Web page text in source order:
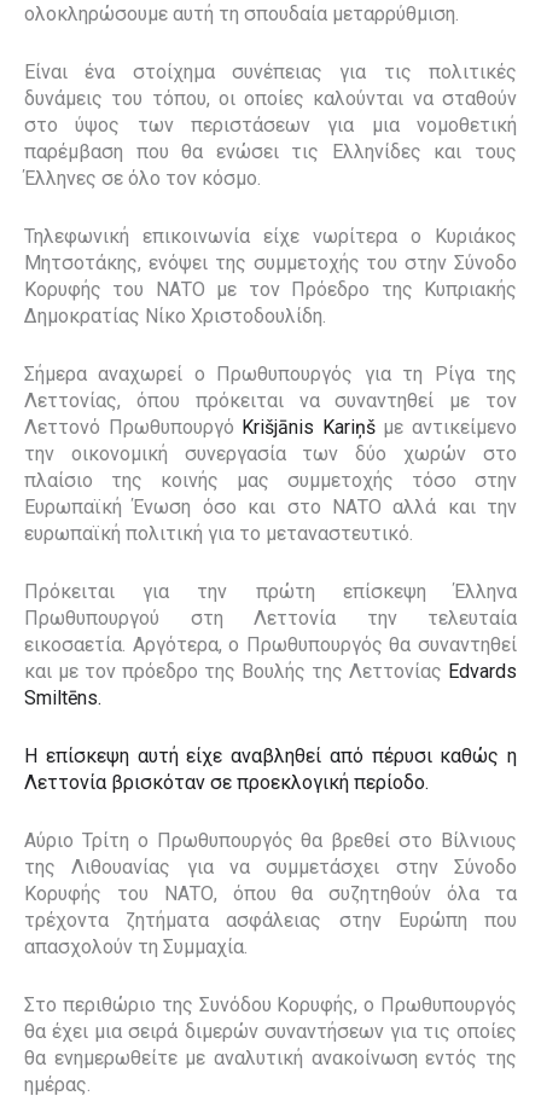
ολοκληρώσουμε αυτή τη σπουδαία μεταρρύθμιση.
Είναι ένα στοίχημα συνέπειας για τις πολιτικές
δυνάμεις του τόπου, οι οποίες καλούνται να σταθούν
στο ύψος των περιστάσεων για μια νομοθετική
παρέμβαση που θα ενώσει τις Ελληνίδες και τους
Έλληνες σε όλο τον κόσμο.
Τηλεφωνική επικοινωνία είχε νωρίτερα ο Κυριάκος
Μητσοτάκης, ενόψει της συμμετοχής του στην Σύνοδο
Κορυφής του ΝΑΤΟ με τον Πρόεδρο της Κυπριακής
Δημοκρατίας Νίκο Χριστοδουλίδη.
Σήμερα αναχωρεί ο Πρωθυπουργός για τη Ρίγα της
Λεττονίας, όπου πρόκειται να συναντηθεί με τον
Λεττονό Πρωθυπουργό Krišjānis Kariņš με αντικείμενο
την οικονομική συνεργασία των δύο χωρών στο
πλαίσιο της κοινής μας συμμετοχής τόσο στην
Ευρωπαϊκή Ένωση όσο και στο ΝΑΤΟ αλλά και την
ευρωπαϊκή πολιτική για το μεταναστευτικό.
Πρόκειται για την πρώτη επίσκεψη Έλληνα
Πρωθυπουργού στη Λεττονία την τελευταία
εικοσαετία. Αργότερα, ο Πρωθυπουργός θα συναντηθεί
και με τον πρόεδρο της Βουλής της Λεττονίας Edvards
Smiltēns.
Η επίσκεψη αυτή είχε αναβληθεί από πέρυσι καθώς η
Λεττονία βρισκόταν σε προεκλογική περίοδο.
Αύριο Τρίτη ο Πρωθυπουργός θα βρεθεί στο Βίλνιους
της Λιθουανίας για να συμμετάσχει στην Σύνοδο
Κορυφής του ΝΑΤΟ, όπου θα συζητηθούν όλα τα
τρέχοντα ζητήματα ασφάλειας στην Ευρώπη που
απασχολούν τη Συμμαχία.
Στο περιθώριο της Συνόδου Κορυφής, ο Πρωθυπουργός
θα έχει μια σειρά διμερών συναντήσεων για τις οποίες
θα ενημερωθείτε με αναλυτική ανακοίνωση εντός της
ημέρας.